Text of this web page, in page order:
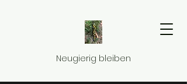
Neugierig bleiben